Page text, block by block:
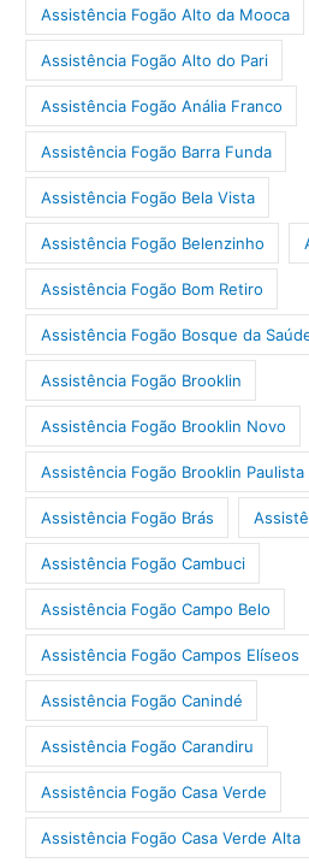
Assistência Fogão Alto da Mooca
Assistência Fogão Alto do Pari
Assistência Fogão Anália Franco
Assistência Fogão Barra Funda
Assistência Fogão Bela Vista
Assistência Fogão Belenzinho
Assistência Fogão Bom Retiro
Assistência Fogão Bosque da
Assistência Fogão Brooklin
Assistência Fogão Brooklin Novo
Assistência Fogão Brooklin Paulista
Assistência Fogão Brás
Assistência Fogão Cambuci
Assistência Fogão Campo Belo
Assistência Fogão Campos Elíseos
Assistência Fogão Canindé
Assistência Fogão Carandiru
Assistência Fogão Casa Verde
Assistência Fogão Casa Verde Alta